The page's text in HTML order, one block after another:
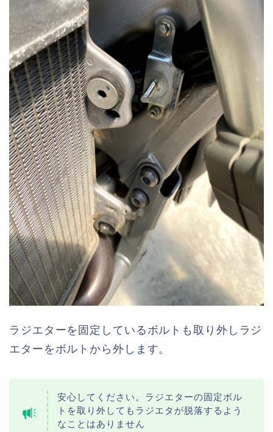
ラジエターを固定しているボルトも取り外しラジ
エターをボルトから外します。
安心してください。ラジエターの固定ボル
トを取り外してもラジエタが脱落するよう
なことはありません